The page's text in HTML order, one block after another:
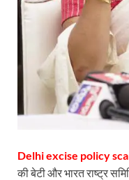
Delhi excise policy
की बेटी और भारत राष्ट्र